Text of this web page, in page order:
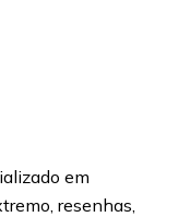
em
resenhas,